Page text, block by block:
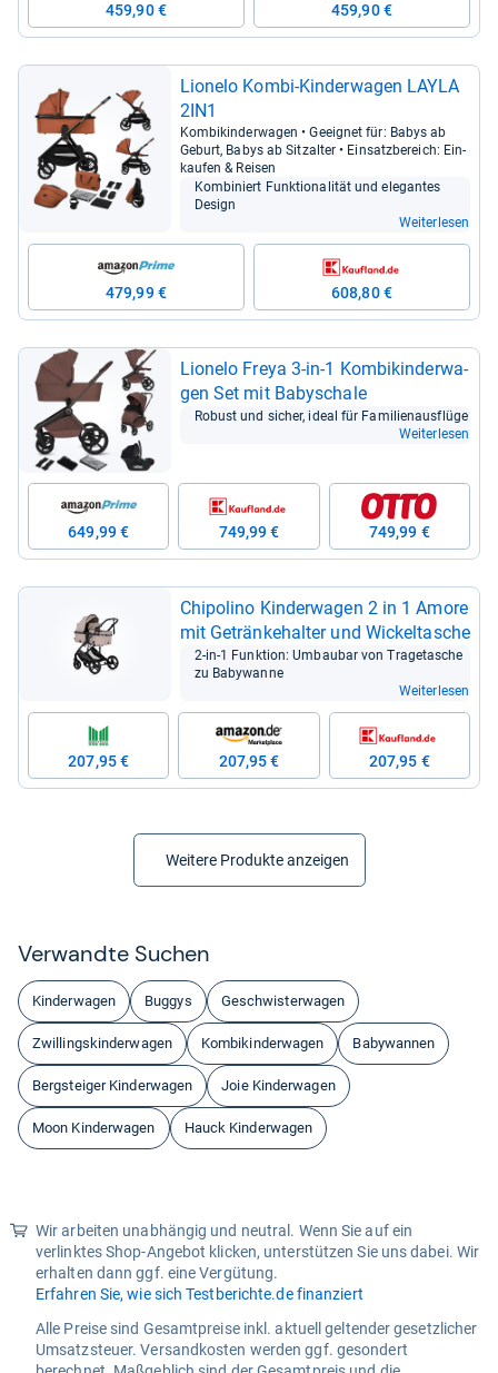
459,90 € 459,90 €
Lio­nelo Kombi-​Kin­der­wa­gen LAYLA
2IN1
Kom­bi­kin­der­wa­gen • Geeig­net für: Babys ab
Geburt, Babys ab Sitz­al­ter • Ein­satz­be­reich: Ein­
kau­fen & Rei­sen
Kom­bi­niert Funk­tio­na­li­tät und ele­gan­tes
Design
Weiterlesen
479,99 € 608,80 €
Lio­nelo Freya 3-​in-​1 Kom­bi­kin­der­wa­
gen Set mit Baby­schale
Robust und sicher, ideal für Fami­li­en­aus­flüge
Weiterlesen
649,99 € 749,99 € 749,99 €
Chi­po­lino Kin­der­wa­gen 2 in 1 Amore
mit Geträn­ke­hal­ter und Wickel­ta­sche
2-​in-​1 Funk­tion: Umbau­bar von Tra­ge­ta­sche
zu Baby­wanne
Weiterlesen
207,95 € 207,95 € 207,95 €
Weitere Produkte anzeigen
Ver­wandte Suchen
Kinderwagen Buggys Geschwisterwagen
Zwillingskinderwagen Kombikinderwagen Babywannen
Bergsteiger Kinderwagen Joie Kinderwagen
Moon Kinderwagen Hauck Kinderwagen
Wir arbeiten unabhängig und neutral. Wenn Sie auf ein
verlinktes Shop-Angebot klicken, unterstützen Sie uns dabei. Wir
erhalten dann ggf. eine Vergütung.
Erfahren Sie, wie sich Testberichte.de finanziert
Alle Preise sind Gesamtpreise inkl. aktuell geltender gesetzlicher
Umsatzsteuer. Versandkosten werden ggf. gesondert